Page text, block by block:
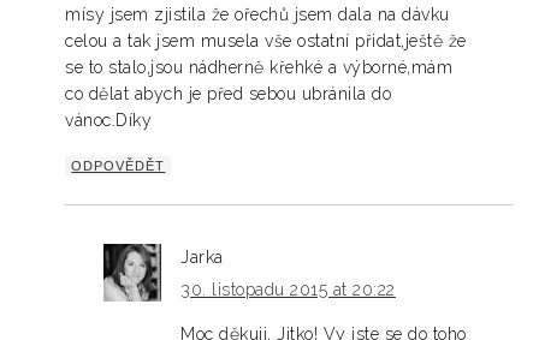
mísy jsem zjistila že ořechů jsem dala na dávku
celou a tak jsem musela vše ostatní přidat,ještě že
se to stalo,jsou nádherně křehké a výborné,mám
co dělat abych je před sebou ubránila do
vánoc.Díky
ODPOVĚDĚT
Jarka
30. listopadu 2015 at 20:22
Moc děkuji, Jitko! Vy jste se do toho